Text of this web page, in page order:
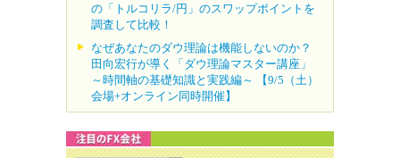
の「トルコリラ/円」のスワップポイントを
調査して比較！
なぜあなたのダウ理論は機能しないのか？
田向宏行が導く「ダウ理論マスター講座」
～時間軸の基礎知識と実践編～ 【9/5（土）
会場+オンライン同時開催】